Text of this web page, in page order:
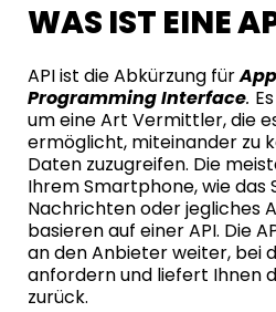
WAS IST EINE
API ist die Abkürzung für
Programming Interface.
um eine Art Vermittler, die
ermöglicht, miteinander zu
Daten zuzugreifen. Die
Ihrem Smartphone, wie das
Nachrichten oder jegliches
basieren auf einer API. Die
an den Anbieter weiter, bei
anfordern und liefert Ihnen
zurück.